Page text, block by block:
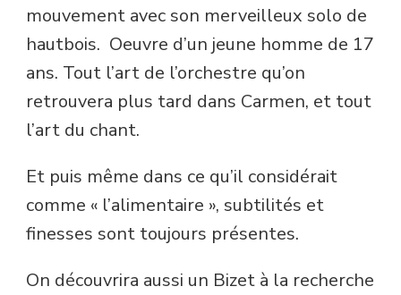
mouvement avec son merveilleux solo de
hautbois. Oeuvre d’un jeune homme de 17
ans. Tout l’art de l’orchestre qu’on
retrouvera plus tard dans Carmen, et tout
l’art du chant.
Et puis même dans ce qu’il considérait
comme « l’alimentaire », subtilités et
finesses sont toujours présentes.
On découvrira aussi un Bizet à la recherche